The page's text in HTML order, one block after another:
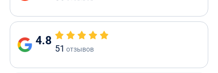
4.8
51 отзывов